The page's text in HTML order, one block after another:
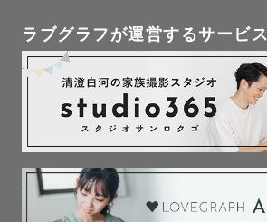
ラブグラフが運営するサービス